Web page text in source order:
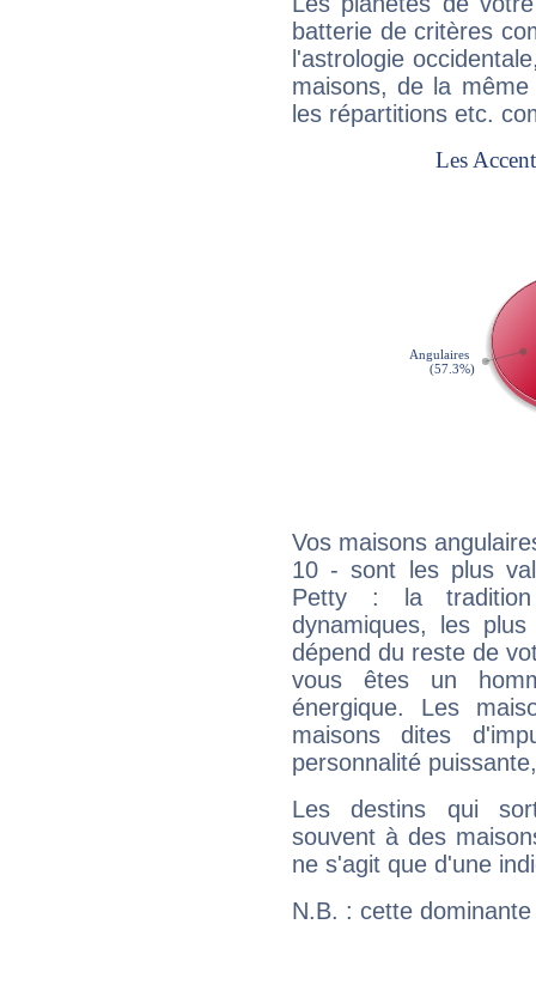
batterie de critères
l'astrologie
maisons, de la
les répartitions etc.
Vos maisons
10 - sont les plus
Petty : la
dynamiques, les
dépend du reste de
vous êtes un
énergique. Les
maisons dites
personnalité
Les destins qui
souvent à des
ne s'agit que d'une
N.B. : cette